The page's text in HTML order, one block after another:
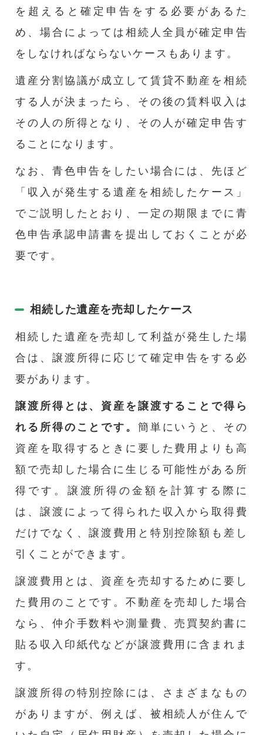
を超えると確定申告をする必要があるた
め、場合によっては相続人全員が確定申告
をしなければならないケースもあります。
遺産分割協議が成立して賃貸不動産を相続
する人が決まったら、その後の賃料収入は
その人の所得となり、その人が確定申告す
ることになります。
なお、青色申告をしたい場合には、先ほど
「収入が発生する遺産を相続したケース」
でご説明したとおり、一定の期限までに青
色申告承認申請書を提出しておくことが必
要です。
相続した遺産を売却したケース
相続した遺産を売却して利益が発生した場
合は、譲渡所得に応じて確定申告をする必
要があります。
譲渡所得とは、資産を譲渡することで得ら
れる所得のことです。 簡単にいうと、その
資産を取得するときに要した費用よりも高
額で売却した場合に生じる可能性がある所
得です。譲渡所得の金額を計算する際に
は、譲渡によって得られた収入から取得費
だけでなく、譲渡費用と特別控除額も差し
引くことができます。
譲渡費用とは、資産を売却するために要し
た費用のことです。不動産を売却した場合
なら、仲介手数料や測量費、売買契約書に
貼る収入印紙代などが譲渡費用に含まれま
す。
譲渡所得の特別控除には、さまざまなもの
がありますが、例えば、被相続人が住んで